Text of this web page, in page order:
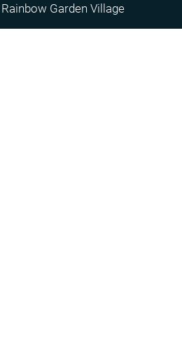
Garden Village